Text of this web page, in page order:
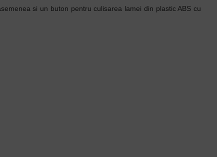
si un buton pentru culisarea lamei din plastic ABS cu